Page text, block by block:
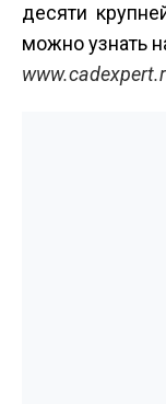
десяти
можно узнать